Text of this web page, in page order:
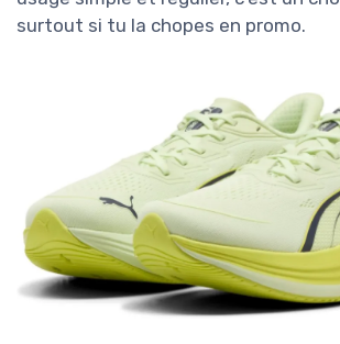
surtout si tu la chopes en promo.